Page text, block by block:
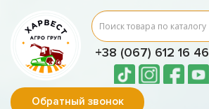
+38 (067) 612 16 46
Обратный звонок